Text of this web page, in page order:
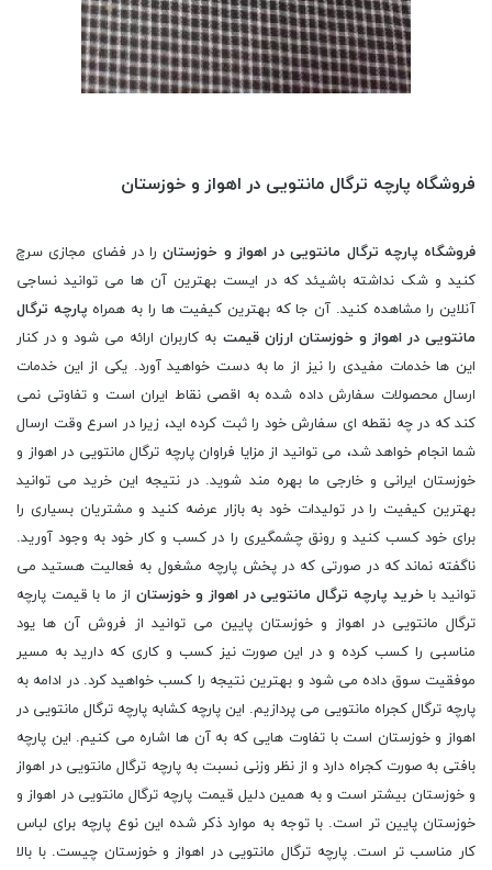
فروشگاه پارچه ترگال مانتویی در اهواز و خوزستان
فروشگاه پارچه ترگال مانتویی در اهواز و خوزستان را در فضای مجازی سرچ
کنید و شک نداشته باشیئد که در ایست بهترین آن ها می توانید نساجی
آنلاین را مشاهده کنید. آن جا که بهترین کیفیت ها را به همراه پارچه ترگال
مانتویی در اهواز و خوزستان ارزان قیمت به کاربران ارائه می شود و در کنار
این ها خدمات مفیدی را نیز از ما به دست خواهید آورد. یکی از این خدمات
ارسال محصولات سفارش داده شده به اقصی نقاط ایران است و تفاوتی نمی
کند که در چه نقطه ای سفارش خود را ثبت کرده اید، زیرا در اسرع وقت ارسال
شما انجام خواهد شد، می توانید از مزایا فراوان پارچه ترگال مانتویی در اهواز و
خوزستان ایرانی و خارجی ما بهره مند شوید. در نتیجه این خرید می توانید
بهترین کیفیت را در تولیدات خود به بازار عرضه کنید و مشتریان بسیاری را
برای خود کسب کنید و رونق چشمگیری را در کسب و کار خود به وجود آورید.
ناگفته نماند که در صورتی که در پخش پارچه مشغول به فعالیت هستید می
توانید با خرید پارچه ترگال مانتویی در اهواز و خوزستان از ما با قیمت پارچه ترگال مانتویی در اهواز و خوزستان پایین می توانید از فروش آن ها یود مناسبی را کسب کرده و در این صورت نیز کسب و کاری که دارید به مسیر موفقیت سوق داده می شود و بهترین نتیجه را کسب خواهید کرد. در ادامه به پارچه ترگال کجراه مانتویی می پردازیم. این پارچه کشابه پارچه ترگال مانتویی در اهواز و خوزستان است با تفاوت هایی که به آن ها اشاره می کنیم. این پارچه بافتی به صورت کجراه دارد و از نظر وزنی نسبت به پارچه ترگال مانتویی در اهواز و خوزستان بیشتر است و به همین دلیل قیمت پارچه ترگال مانتویی در اهواز و خوزستان پایین تر است. با توجه به موارد ذکر شده این نوع پارچه برای لباس کار مناسب تر است. پارچه ترگال مانتویی در اهواز و خوزستان چیست. با بالا رفتن قیمت پارچه در بازار ایران، مناسب ترین گزینه برای تولید مانتو شلوار اداری پارچه ترگال برای مانتو می باشد، شاید این پارچه کشسانی نداشته باشد، و اندازه پلی استر ویسکوز آن پایین است، ولی بهترین گزینه برای آب و هوای چهار فصل ایران می باشد. در سال های اخیر پارچه های شبه فاستونی رقیب جدی این پارچه هستند و از الیاف فلامنت در فلامنت تولید شده اند، ولی این نواع از پارچه برای مناطق گرمسیری مناسب نخواهد بود، و ترگال دویست و چهل گرمی حرف اول را می زند. پارچه ترگال و کجراه نساجی آنلاین از بهترین محصولات ترگال و کجراه هستند که در بازار ایران وجود دارند. پارچه ترگال برای ماسک چیست. برای تولید ماسک عموما پارچه بلون کاربرد دارد، اما برای پارچه ماسک پارچه ای بهترین انتخاب مناسب همچنان پارچه ترگال مانتویی در اهواز و خوزستان اعلا است، هم قابلیت چاپ را به همراه داشته و هم قابلیت شستشو و مقاومت در برابر مواد شوینده ها را نیز می توان در آن مشاهده کرد. قیمت پارچه ترگال مانتویی در اهواز و خوزستان برای لباس کار چقدر است. پارچه ترگال مناسب برای لباس کار به دو صورت در بازار هستند، پارچه ترگال رنگ مستقیم و پارچه ترگال رنگ ثابت این دو نوع هستند. عوامل موثر در قیمت پارچه ترگال مانتویی در اهواز و خوزستان کدامند. مشکی و سفید در پارچه ترگال مانتویی در اهواز و خوزستان چیست. با نزدیک شدن به ماه محرم در ایران یکی از پرفروش ترین پارچه ها، ترگال مشکی است، که برای پیراهن عزاداران استفاده می شود، تن خور زیبا و مقاوم در برابر زنجیر زنی و شست و شو از ویژگی های این پارچه می باشد. سفید در پارچه ترگال مانتویی در اهواز و خوزستان از کجا بخریم. پارچه ترگال مانتویی در اهواز و خوزستان اسپرت سفید محبوب تولیدی های البسه بیمارستانی برای تولید روپوش پزشکان و پرستاری و دستیار پزشک است.خنک بودن ،حس ارامش به بیمار و زود کثیف شدن و از مهم تر ارزان بودن این پارچه است. این پارچه در کنار پارچه ترگال کجراه مانتویی سفید بیمارستانی از پارچه های محبوب برای تولید روپوش است. چرا ترگال نساجی آنلاین بخریم. قیمت اقتصادی، کیفیت بالا، رنگ ثابت، ارسال قواره برای نمونه گیری، بدون آب روی، بدون زیر اتو، مناسب برای فرم مدارس و فرم اداری، گرماژ دویست و چهل گرم از مزایای آن است.تولیدی پارچه ترگال مانتویی در اهواز و خوزستان ضد وایتکس سبز خمی ضد اب ژاول کدام است. فروشگاه پارچه ترگال مانتویی در اهواز و خوزستان به روش های مختلفی رنگرزی می شود که یکی از این روش ها استفاده از شیوه رنگ دو حمام و استفاده از رنگ های ضد آب ژاول است.که برای البسه بیمارستانی و مخصوصا شان و گان جراحی که باید در دستگاه اتوکلاو گزاشته می شود، استفاده می شود. باید مقاومت کافی داشته باشد، در برابر وایتکس مقاوم است و تغییر رنگ نمی دهد، پارچه های خمی به دو رنگ آبی کاربنی و سبز تولید می شود، نساجی آنلاین با استفاده از بهترین رنگ های خارجی پارچه های بیمارستانی را تولید و تکمیل می کند. ترگال سبز خمی آب ژاول اتاق عملی در پارچه ترگال مانتویی در اهواز و خوزستان چیست. پارچه ترگال طرح دار پارچه ترگال خالدار و پارچه ترگال چاچی همان پارچه های ترگال هستند که بعد از تولید چاپ می خورند، عرض این پارچه ها صد و پنجاه می باشد و گرماژ این پارچه ها دویست و چهل گرم گه برای خرج کار استفاده می شوند. شما می توانید از نساجی آنلاین بدون واسطه این خرید پارچه ترگال مانتویی در اهواز و خوزستان را تهیه کنید. همیشه خرید اینترنتی لذت بخش است، اما خرید اینترنتی پارچه ترگال متفاوت است که باید به نکات زیر توجه کنید. از فروشنده بخواهید برا ی شما کالیته ارسال کند. اگر در حجم بالایی خریداری می کنید ابتدا یک قواره سه متری برای نمونه گیری خرید کنید. ابتدا ادرس فروشگاه را بگیرید. نساجی آنلاین این کار ها را برای شما انجام می دهد. پارچه ترگال مانتویی در اهواز و خوزستان ارزان قیمت یکی از پارچه‌ هایی است که استقامت بالایی دارد، به همین دلیل یکی از پرمصرف ‌ترین پارچه های موجود در بازار است و در تولید انواع و اقسام البسه، ملحفه، روتختی، چادر، مانتو کاربرد دارد. همانطور که گفته شد پارچه ترگال مانتویی در اهواز و خوزستان ایرانی برای دوخت انواع مانتو به خصوص مانتوهای اداری و مجلسی کاربرد دارد. یکی از مهمترین عواملی که بر تعیین قیمت پارچه ترگال مانتویی در اهواز و خوزستان تاثیر می‌گذارد، کیفیت فنی ساخت و نوع الیاف سازنده پارچه است که بایستی هنگام خرید این نوع پارچه به آن توجه ویژه کنید. پارچه ترگال مانتویی در اهواز و خوزستان، جزو پارچه‌ های تخت‌ بافت هستند و دارای شبکه ‌ای منظم از الیاف در عرض صد و پنجاه سانتی متری هستند، گرماژ این نوع پارچه ترگال مانتویی در اهواز و خوزستان دویست و چهل گرم است و این پارچه در طاقه ‌های چهل متری به بازار عرضه می ‌شود. این پارچه‌ها دارای رنگ ثابت و بدون کش بوده و به همین جهت برای ساخت مانتو اداری بسیار مناسبند. پارچه ترگال برای مانتو از جنس الیاف پلی استر و ویسکوز، در پود نخ فلامنت یا فیلامنت است. نمره نخ این پارچه است که در بازار اصطلاحا به آن سی دولا می‌ گویند. همچنین نمره نخ پود آن از جنس فلامنت و صد و پنجاه است. پارچه ترگال مانتویی در اهواز و خوزستان اعلا حاصل در هم تنیدن پود فلامنت و پلی استر ویسکوز است، که به صورت ساده ای، طراحی می ‌شود و در نهایت به رنگرزی ارسال می ‌شود و رنگ و طرح مورد نظر به آن زده می‌ شود. در حال حاضر در ایران از بین انواع پارچه‌ های ترگال، ترگال مانتویی، ترگال بیمارستانی و پارچه ترگال کجراه مانتویی، پرمصرف ‌ترین هستند. خرید پارچه ترگال مانتویی در اهواز و خوزستان در دو نوع تولید می‌ شود. ساده و کجراه دو مدل هستند. پارچه ترگال مانتویی در اهواز و خوزستان از کجا بخریم ساده، بافت مربع و ساده دارد، اما پارچه ترگال کجراه، بافت کجراه دارد و از ترگال ساده ضخیم‌تر است و اصطلاحا زیردست قوی ‌تری نیز دارد. این دو پارچه تقریبا با هم یکسانند، اما مهم ترین تفاوت این دو پارچه، تفاوت وزنی آن است. قیمت پارچه ترگال مانتویی در اهواز و خوزستان چقدر است. پارچه ی ترگال، یکی از ارزانترین پارچه ‌های موجود در بازار است و قیمت آن بستگی به متغیرهای بسیاری دارد که مهمترین آن، ضخامت و گرماژ پارچه و همچنین رنگبندی پارچه است. غالبا قیمت پارچه ترگال مانتویی در اهواز و خوزستان بیمارستانی که اصطلاحا رنگ خمی یا ضد وایتکس دارد، قیمت بالاتری نسبت به بقیه دارد و رنگ سفید آن ارزانترین است. از دیگر نکاتی می‌توان به آن اشاره کرد این است که پارچه ترگال کجراه به دلیل وزن بالاتر و تراکم بیشتر، از پارچه ترگال ساده گرانتر است. از دیگر مواردی که در قیمت پارچه ترگال تاثیر دارد می‌توان به نخ، درجه کیفی پارچه، اعتبار کارخانه تولیدکننده، شیوه رنگرزی، درصد الیاف پنبه و پلی استر اشاره نمود. پارچه ترگال مانتویی در اهواز و خوزستان اسپرت مناسب کدام فصل است. پارچه ترگال با گرماژ دویست و چهل یکی از پارچه‌ هایی است که می ‌توان گفت چهار فصل است. با توجه به نیاز به مانتو در تمام طول سال این پارچه انتخاب مناسبی برای دوختن مانتو اداری است. اما در پاییز و زمستان به همراه پشم شیشه می ‌تواند ضخیم ‌تر شود و برای فصل سرما نیز مناسب باشد. فلامنت در واقع، در زبان عامیانه، به همان پلاستیک گفته می شود. غالبا بهتر است از پارچه ترگال در مانتو، لباس ‌های فرم و اداری، لباس کار، لباس‌های بیمارستانی و روپوش پزشکی استفاده شود. تولیدی پارچه ترگال مانتویی در اهواز و خوزستان چه ویژگی‌هایی دارد. خصوصیات و ویژگی ‌های مورد توجه فروشگاه پارچه ترگال مانتویی در اهواز و خوزستان باعث شده که در تولید مانتو به شدت مورد توجه قرار بگیرد. در سال‌های گذشته در کشور ما، با توجه به گران شدن پارچه فیونا، پارچه ترگال مانتویی در اهواز و خوزستان ایرانی بیشتر برای دوختن مانتو مورد توجه قرار گرفت. شاید بتوان گفت مهمترین دلیل استفاده از این پارچه در مانتو، لباس ‌های اداری و لباس‌ های مدرسه، مقاومت بالای آن در برابر چروک شدن، رنگبندی مناسب و دوام بالا‌ی آن است. پارچه ترگال مانتویی در اهواز و خوزستان چیست، برای مانتو، لباس ‌های اداری و مدرسه کیفیت و مقاومت بالایی دارد، به علاوه می ‌توان گفت که همچنین مقاومت بالایی در برابر شستشو داشته و طول عمر بالایی نیزدارد. پارچه ترگال مانتویی در اهواز و خوزستان ارزان قیمت، پرز کمتری به خود می ‌گیرد، دوام کیفیت بالاتری دارد، وزن پایینی داشته و سبک ‌تر است و همچنین قیمت مناسبی دارد و بسیار مقرون به صرفه است. پارچه ترگال مانتویی در اهواز و خوزستان خوب چه ویژگی هایی دارد. مهم ترین ویژگی‌ های یک پارچه ترگال مانتویی در اهواز و خوزستان خوب را در ادامه ذکر می کنیم. رنگ ثابت پارچه و مقاومت آن در برابر شستشو، مواد ضد عفونی‌کننده، پرتوهای ناشی از جوشکاری بالا باشد. تراکم مناسبی داشته باشد و در برابر چروک شدن مقاوم باشد. پارچه ترگال استقامت بالایی در برابر سایش و کشش دارد که این ویژگی سبب می ‌شود که در کارهای پر تحرک بیشتر مورد استفاده قرار بگیرد. قیمت پارچه ترگال مانتویی در اهواز و خوزستان مناسب و مقرون به صرفه بودن آن برای تولیدی ‌های لباس، از دیگر ویژگی ‌های مورد توجه این پارچه است.معایب پارچه ترگال مانتویی در اهواز و خوزستان چیست. براق بودن رنگ آن که می ‌توان یک شاخص مرغوبیت هم در نظر گرفت. عدم یکنواختی رنگ پارچه، چروک شدن، که این اتفاق در پارچه ترگال مانتویی در اهواز و خوزستان می‌تواند سبب افت شدید در فروش شود. گلوله گلوله شدن پارچه یا اصطلاحا تل شدن سطح پارچه که دلیل آن کم بودن تاب نخ، مرغوبیت پایین نخ فلامنت مصرف شده، کوتاه بودن الیاف پلی استر اشاره کرد. جنس پارچه ترگال برای مانتو و انواع آن را در ادامه بیان می کنیم. پارچه ترگال مانتویی در اهواز و خوزستان اعلا در گروه پارچه های تخت بافت قرار دارد، که به دو صورت ترگال ساده و پارچه ترگال کجراه مانتویی در کارخانجات نساجی تولی د می‌ شود. شاید این سوال را بپرسید که جنس پارچه ترگال از چیست. باید گفت که در کارخانجات نساجی پارچه، ترگال را از الیاف پلی استر ویسکوز تولید می کنند. البته پود پارچه ترگال از الیاف فلامنت بوده و نمره نخ آن هم صد و پنجاه است.در بازارهای عرضه و فروش از پارچه های ترگال استقبال بسیار خوبی می شود، زیرا به دلیل وجود ویژگی ‌های منحصر به فرد در این پارچه و تنوع بالا به راحتی می ‌توان از آن در بخش ‌های گوناگون استفاده کرد. همانگونه که ذکر شد، خرید پارچه ترگال مانتویی در اهواز و خوزستان را بر اساس نوع بافت و گرماژ به دو دسته و گروه تقسیم بندی می کنند، که به پارچه ترگال مانتویی در اهواز و خوزستان ساده و پارچه ترگال کجراه مانتویی می توان آن ها را طبقه بندی کرد. پارچه ترگال ساده، این پارچه به صورت تخت بافت و بافت مربعی ساده است که عموما با عرض صد و پنجاه سانتی متر در کارخانجات تولید می ‌شود و گرماژ آن حدود دویست و چهل گرم می باشد. پس از تولید پارچه، آن را در طاقه های چهل متری به بازار ارائه می دهند. پارچه ترگال کجراه، این پارچه نیز تخت بافت است. اما بافت آن به صورت میله ای و کجراه